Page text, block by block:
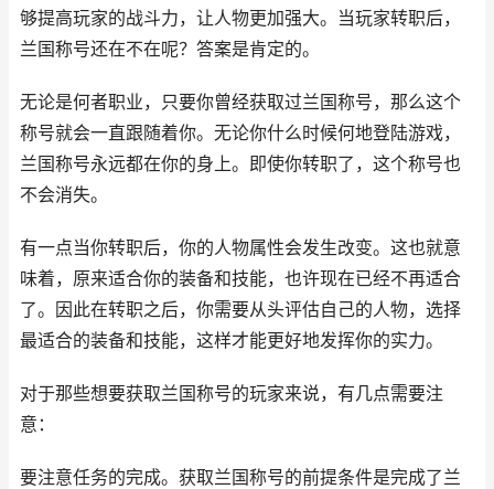
够提高玩家的战斗力，让人物更加强大。当玩家转职后，
兰国称号还在不在呢？答案是肯定的。
无论是何者职业，只要你曾经获取过兰国称号，那么这个
称号就会一直跟随着你。无论你什么时候何地登陆游戏，
兰国称号永远都在你的身上。即使你转职了，这个称号也
不会消失。
有一点当你转职后，你的人物属性会发生改变。这也就意
味着，原来适合你的装备和技能，也许现在已经不再适合
了。因此在转职之后，你需要从头评估自己的人物，选择
最适合的装备和技能，这样才能更好地发挥你的实力。
对于那些想要获取兰国称号的玩家来说，有几点需要注
意：
要注意任务的完成。获取兰国称号的前提条件是完成了兰